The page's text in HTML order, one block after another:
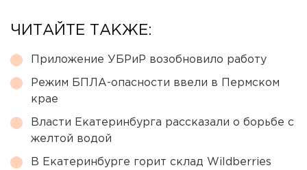
ЧИТАЙТЕ ТАКЖЕ:
Приложение УБРиР возобновило работу
Режим БПЛА-опасности ввели в Пермском
крае
Власти Екатеринбурга рассказали о борьбе с
желтой водой
В Екатеринбурге горит склад Wildberries